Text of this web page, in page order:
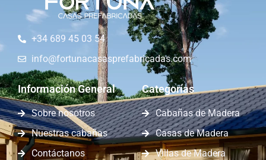
+34 689 45 03 54
info@fortunacasasprefabricadas.com
Información General
Sobre nosotros
Nuestras cabañas
Contáctanos
Categorías
Cabañas de Madera
Casas de Madera
Villas de Madera